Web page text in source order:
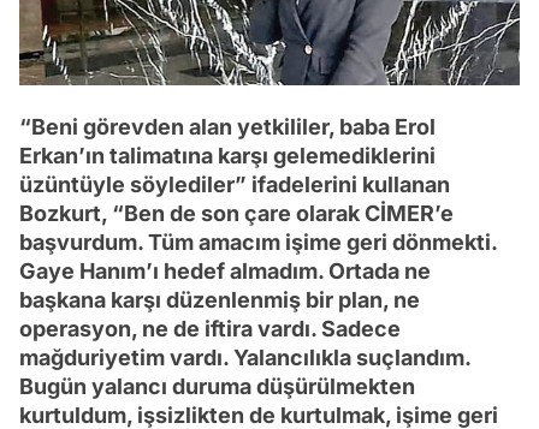
“Beni görevden alan yetkililer, baba Erol
Erkan’ın talimatına karşı gelemediklerini
üzüntüyle söylediler” ifadelerini kullanan
Bozkurt, “Ben de son çare olarak CİMER’e
başvurdum. Tüm amacım işime geri dönmekti.
Gaye Hanım’ı hedef almadım. Ortada ne
başkana karşı düzenlenmiş bir plan, ne
operasyon, ne de iftira vardı. Sadece
mağduriyetim vardı. Yalancılıkla suçlandım.
Bugün yalancı duruma düşürülmekten
kurtuldum, işsizlikten de kurtulmak, işime geri